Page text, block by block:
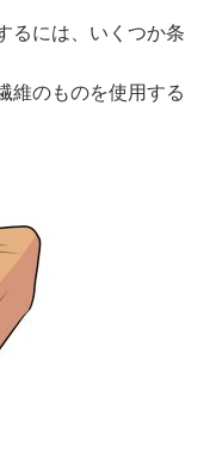
るには、いくつか条
維のものを使用する